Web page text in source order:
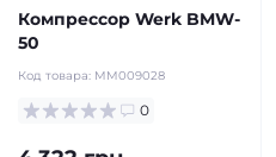
Компрессор Werk BMW-
50
Код товара: MM009028
0